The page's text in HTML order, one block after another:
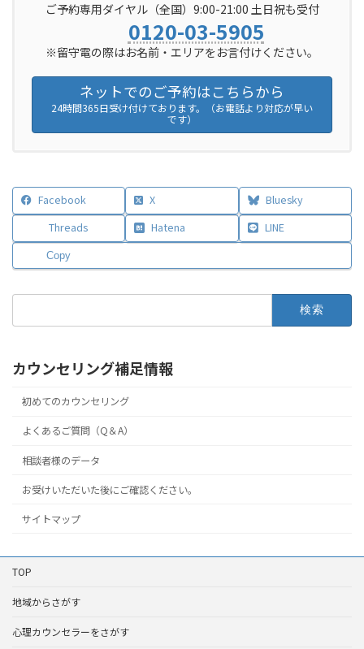
ご予約専用ダイヤル（全国）9:00-21:00 土日祝も受付
0120-03-5905
※留守電の際はお名前・エリアをお言付けください。
ネットでのご予約はこちらから
24時間365日受け付けております。（お電話より対応が早い
です）
Facebook X
Bluesky
Threads
Hatena LINE
Copy
検
カウンセリング補足情報
初めてのカウンセリング
よくあるご質問（Q＆A）
相談者様のデータ
お受けいただいた後にご確認ください。
サイトマップ
TOP
地域からさがす
心理カウンセラーをさがす